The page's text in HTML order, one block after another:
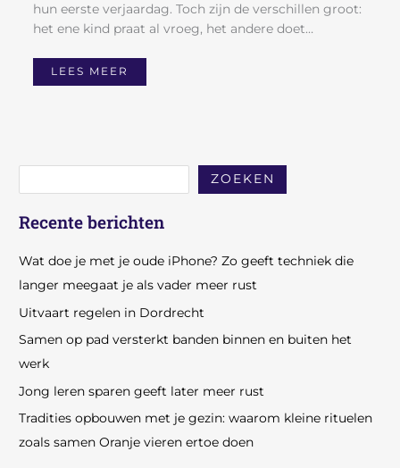
hun eerste verjaardag. Toch zijn de verschillen groot:
het ene kind praat al vroeg, het andere doet…
LEES MEER
ZOEKEN
Recente berichten
Wat doe je met je oude iPhone? Zo geeft techniek die
langer meegaat je als vader meer rust
Uitvaart regelen in Dordrecht
Samen op pad versterkt banden binnen en buiten het
werk
Jong leren sparen geeft later meer rust
Tradities opbouwen met je gezin: waarom kleine rituelen
zoals samen Oranje vieren ertoe doen